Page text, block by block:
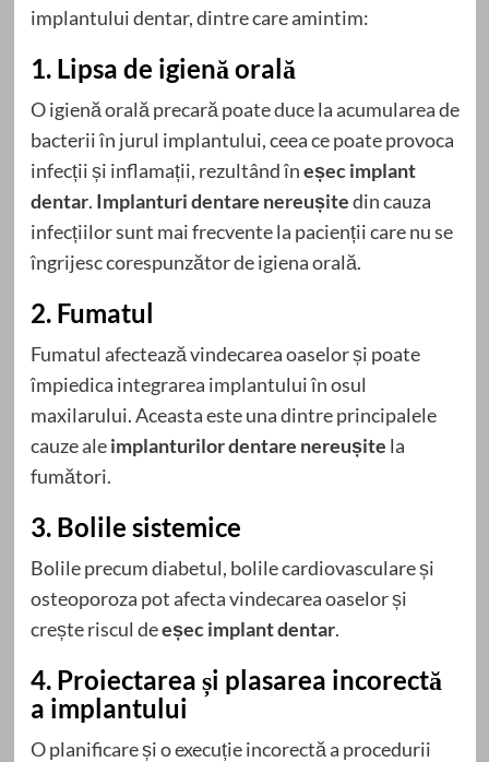
implantului dentar, dintre care amintim:
1. Lipsa de igienă orală
O igienă orală precară poate duce la acumularea de
bacterii în jurul implantului, ceea ce poate provoca
infecții și inflamații, rezultând îneșec implant
dentar. Implanturi dentare nereușitedin cauza
infecțiilor sunt mai frecvente la pacienții care nu se
îngrijesc corespunzător de igiena orală.
2. Fumatul
Fumatul afectează vindecarea oaselor și poate
împiedica integrarea implantului în osul
maxilarului. Aceasta este una dintre principalele
cauze aleimplanturilor dentare nereușite la
fumători.
3. Bolile sistemice
Bolile precum diabetul, bolile cardiovasculare și
osteoporoza pot afecta vindecarea oaselor și
crește riscul deeșec implant dentar.
4. Proiectarea și plasarea incorectă
a implantului
O planificare și o execuție incorectă a procedurii